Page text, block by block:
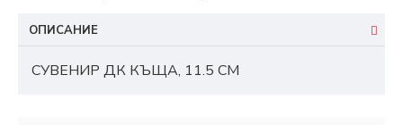
ОПИСАНИЕ
СУВЕНИР ДК КЪЩА, 11.5 СМ